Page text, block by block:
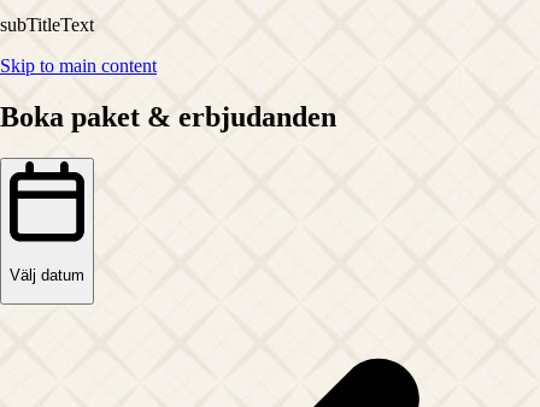
subTitleText
Skip to main content
Boka paket & erbjudanden
Välj datum